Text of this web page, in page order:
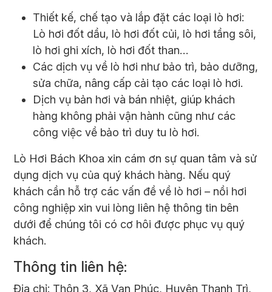
Thiết kế, chế tạo và lắp đặt các loại lò hơi:
Lò hơi đốt dầu, lò hơi đốt củi, lò hơi tầng sôi,
lò hơi ghi xích, lò hơi đốt than…
Các dịch vụ về lò hơi như bảo trì, bảo dưỡng,
sửa chữa, nâng cấp cải tạo các loại lò hơi.
Dịch vụ bản hơi và bán nhiệt, giúp khách
hàng không phải vận hành cũng như các
công việc về bảo trì duy tu lò hơi.
Lò Hơi Bách Khoa xin cám ơn sự quan tâm và sử
dụng dịch vụ của quý khách hàng. Nếu quý
khách cần hỗ trợ các vấn đề về lò hơi – nồi hơi
công nghiệp xin vui lòng liên hệ thông tin bên
dưới để chúng tôi có cơ hôi được phục vụ quý
khách.
Thông tin liên hệ:
Địa chỉ: Thôn 3, Xã Vạn Phúc, Huyện Thanh Trì,